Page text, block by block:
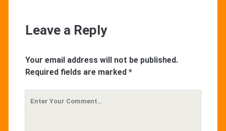
Leave a Reply
Your email address will not be published.
Required fields are marked *